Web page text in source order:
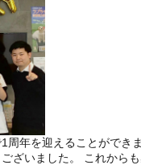
周年を迎えることができ
ざいました。 これから